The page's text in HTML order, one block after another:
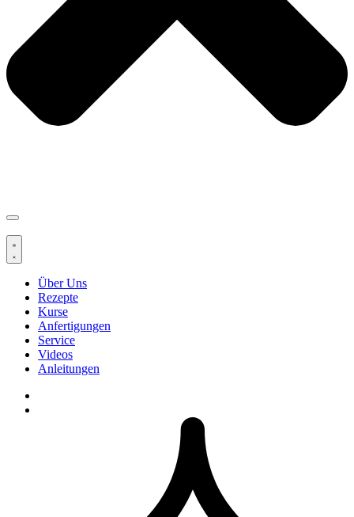
Über Uns
Rezepte
Kurse
Anfertigungen
Service
Videos
Anleitungen